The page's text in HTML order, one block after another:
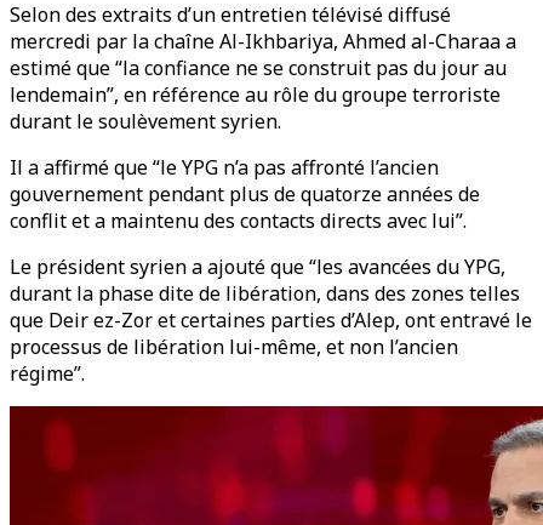
Selon des extraits d’un entretien télévisé diffusé
mercredi par la chaîne Al-Ikhbariya, Ahmed al-Charaa a
estimé que “la confiance ne se construit pas du jour au
lendemain”, en référence au rôle du groupe terroriste
durant le soulèvement syrien.
Il a affirmé que “le YPG n’a pas affronté l’ancien
gouvernement pendant plus de quatorze années de
conflit et a maintenu des contacts directs avec lui”.
Le président syrien a ajouté que “les avancées du YPG,
durant la phase dite de libération, dans des zones telles
que Deir ez-Zor et certaines parties d’Alep, ont entravé le
processus de libération lui-même, et non l’ancien
régime”.